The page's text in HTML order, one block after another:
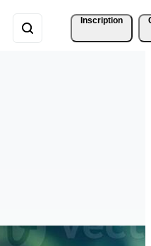
Inscription